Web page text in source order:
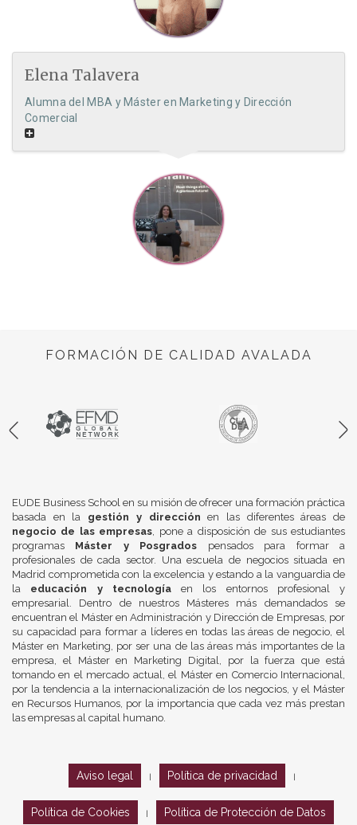
Elena Talavera
Alumna del MBA y Máster en Marketing y Dirección
Comercial
FORMACIÓN DE CALIDAD AVALADA
EUDE Business School en su misión de ofrecer una formación práctica
basada en la gestión y dirección en las diferentes áreas de
negocio de las empresas, pone a disposición de sus estudiantes
programas Máster y Posgrados pensados para formar a
profesionales de cada sector. Una escuela de negocios situada en
Madrid comprometida con la excelencia y estando a la vanguardia de
la educación y tecnologíaen los entornos profesional y
empresarial. Dentro de nuestros Másteres más demandados se
encuentran el Máster en Administración y Dirección de Empresas, por
su capacidad para formar a líderes en todas las áreas de negocio, el
Máster en Marketing, por ser una de las áreas más importantes de la
empresa, el Máster en Marketing Digital, por la fuerza que está
tomando en el mercado actual, el Máster en Comercio Internacional,
por la tendencia a la internacionalización de los negocios, y el Máster
en Recursos Humanos, por la importancia que cada vez más prestan
las empresas al capital humano.
Aviso legal Política de privacidad
Política de Cookies Política de Protección de Datos